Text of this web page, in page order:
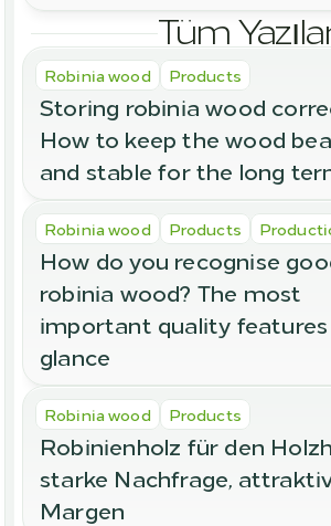
Tüm
Storing robinia wood
How to keep the wood
and stable for the long
Robinia wood Products
How do you recognise
robinia wood? The most
important quality
glance
Robinia wood Products
Robinienholz für den
starke Nachfrage,
Margen
Robinia wood Products